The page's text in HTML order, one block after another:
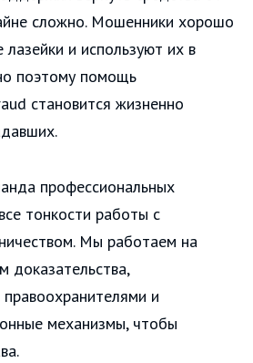
сложно. Мошенники хорошо
и используют их в
поэтому помощь
становится жизненно
профессиональных
тонкости работы с
Мы работаем на
доказательства,
и
механизмы, чтобы